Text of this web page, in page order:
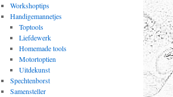
Workshoptips
Handigemannetjes
Toptools
Liefdewerk
Homemade tools
Motortoptien
Uitdekunst
Spechtenborst
Samensteller